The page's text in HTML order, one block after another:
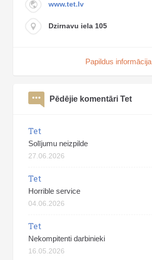
www.tet.lv
Dzirnavu iela 105
Papildus informācija
Pēdējie komentāri Tet
Tet
Solījumu neizpilde
27.06.2026
Tet
Horrible service
04.06.2026
Tet
Nekompitenti darbinieki
16.05.2026